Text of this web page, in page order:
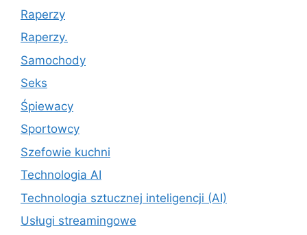
Raperzy
Raperzy.
Samochody
Seks
Śpiewacy
Sportowcy
Szefowie kuchni
Technologia AI
Technologia sztucznej inteligencji (AI)
Usługi streamingowe